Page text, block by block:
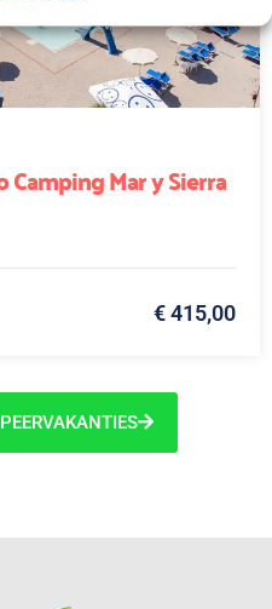
Camping Mar y Sierra
€ 415,00